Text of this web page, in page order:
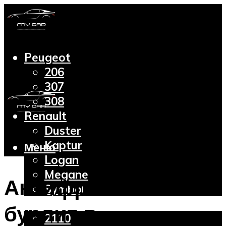
Peugeot
206
307
308
Renault
Duster
Kaptur
Logan
Megane
Symbol
2110
Меню
Антифриз кипит и
бурлит в